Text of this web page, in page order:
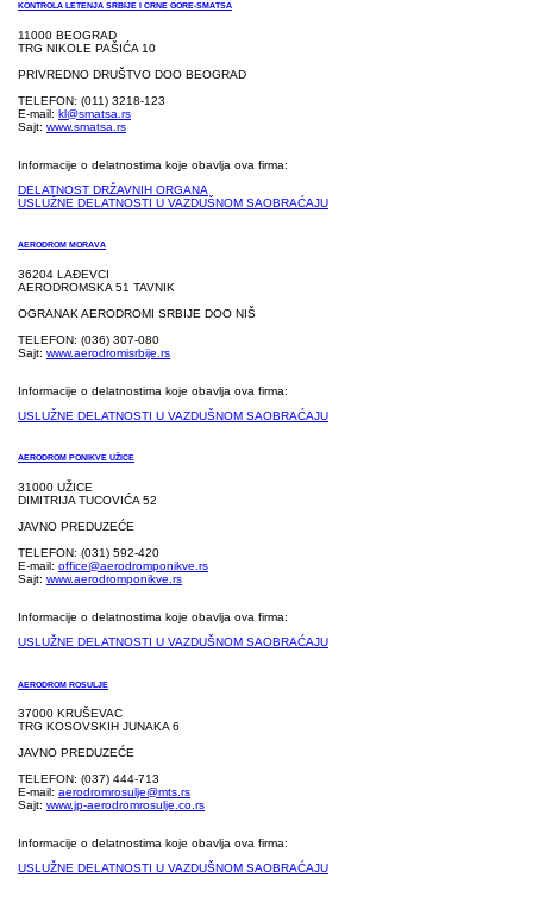
KONTROLA LETENJA SRBIJE I CRNE GORE-SMATSA
11000 BEOGRAD
TRG NIKOLE PAŠIĆA 10
PRIVREDNO DRUŠTVO DOO BEOGRAD
TELEFON: (011) 3218-123
E-mail: kl@smatsa.rs
Sajt: www.smatsa.rs
Informacije o delatnostima koje obavlja ova firma:
DELATNOST DRŽAVNIH ORGANA
USLUŽNE DELATNOSTI U VAZDUŠNOM SAOBRAĆAJU
AERODROM MORAVA
36204 LAĐEVCI
AERODROMSKA 51 TAVNIK
OGRANAK AERODROMI SRBIJE DOO NIŠ
TELEFON: (036) 307-080
Sajt: www.aerodromisrbije.rs
Informacije o delatnostima koje obavlja ova firma:
USLUŽNE DELATNOSTI U VAZDUŠNOM SAOBRAĆAJU
AERODROM PONIKVE UŽICE
31000 UŽICE
DIMITRIJA TUCOVIĆA 52
JAVNO PREDUZEĆE
TELEFON: (031) 592-420
E-mail: office@aerodromponikve.rs
Sajt: www.aerodromponikve.rs
Informacije o delatnostima koje obavlja ova firma:
USLUŽNE DELATNOSTI U VAZDUŠNOM SAOBRAĆAJU
AERODROM ROSULJE
37000 KRUŠEVAC
TRG KOSOVSKIH JUNAKA 6
JAVNO PREDUZEĆE
TELEFON: (037) 444-713
E-mail: aerodromrosulje@mts.rs
Sajt: www.jp-aerodromrosulje.co.rs
Informacije o delatnostima koje obavlja ova firma:
USLUŽNE DELATNOSTI U VAZDUŠNOM SAOBRAĆAJU